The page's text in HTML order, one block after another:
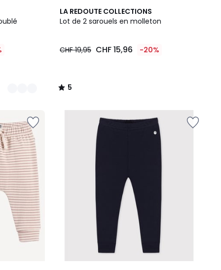
LA REDOUTE COLLECTIONS
Lot de 2 sarouels en molleton
CHF 19,95 CHF 15,96 -20%
5
/
5
/